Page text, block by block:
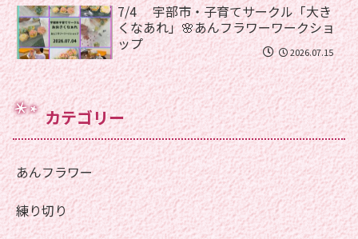
7/4 宇部市・子育てサークル「大き
くなあれ」🌸あんフラワーワークショ
ップ
2026.07.15
カテゴリー
あんフラワー
練り切り